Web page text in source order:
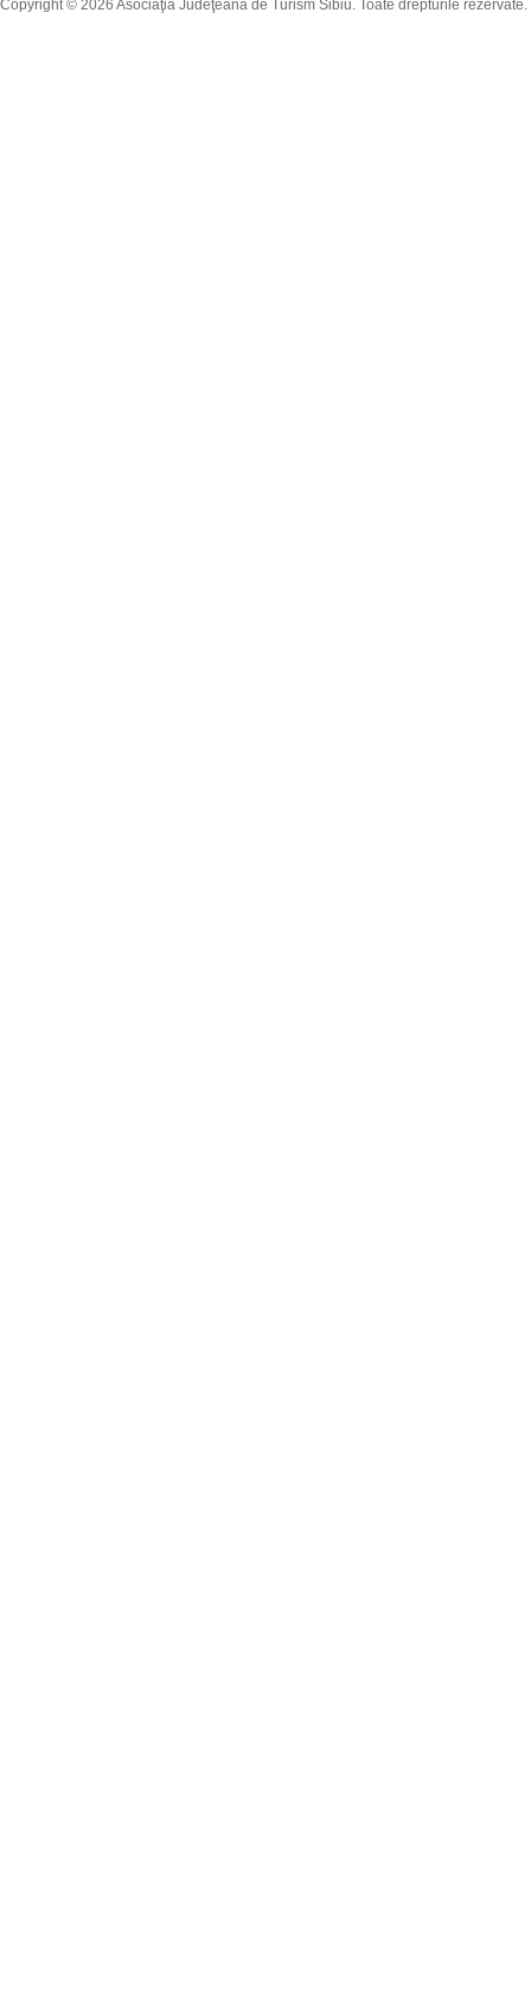
Copyright © 2026 Asociaţia Judeţeană de Turism Sibiu. Toate drepturile rezervate.